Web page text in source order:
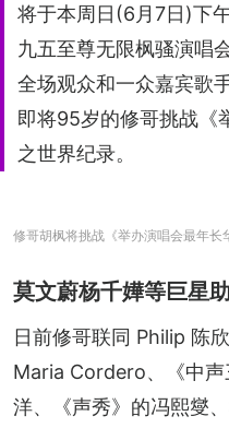
将于本周日(6月7日)下
九五至尊无限枫骚演唱
全场观众和一众嘉宾歌
即将95岁的修哥挑战《
之世界纪录。
修哥胡枫将挑战《举办演唱会最年长
莫文蔚杨千嬅等巨星
日前修哥联同 Philip 陈
Maria Cordero、《中
洋、《声秀》的冯熙燮